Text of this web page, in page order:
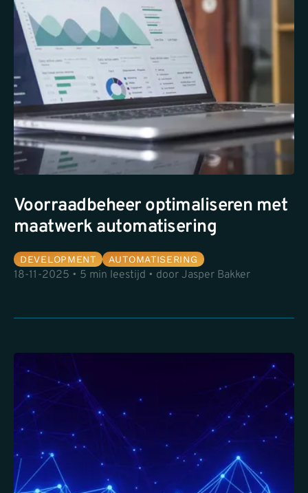
Voorraadbeheer optimaliseren met
maatwerk automatisering
DEVELOPMENT AUTOMATISERING
18-11-2025 • 5 min leestijd • door Jasper Bakker